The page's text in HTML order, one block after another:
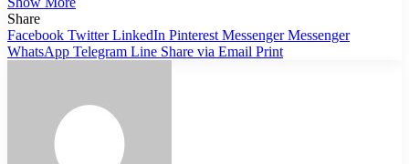
Share
Facebook Twitter LinkedIn Pinterest Messenger Messenger
WhatsApp Telegram Line Share via Email Print